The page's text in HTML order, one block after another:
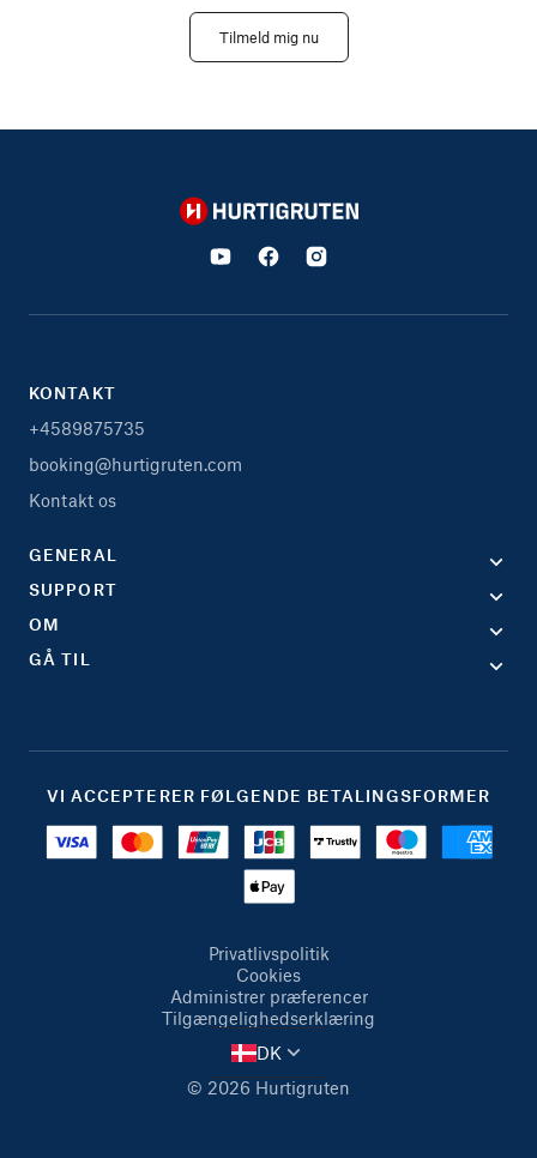
Tilmeld mig nu
Hurtigruten
KONTAKT
+4589875735
booking@hurtigruten.com
Kontakt os
GENERAL
SUPPORT
OM
GÅ TIL
VI ACCEPTERER FØLGENDE BETALINGSFORMER
Privatlivspolitik
Cookies
Administrer præferencer
Tilgængelighedserklæring
© 2026 Hurtigruten
DK